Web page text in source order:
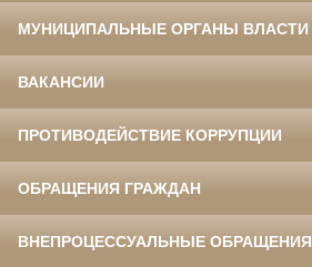
МУНИЦИПАЛЬНЫЕ ОРГАНЫ ВЛАСТИ
ВАКАНСИИ
ПРОТИВОДЕЙСТВИЕ КОРРУПЦИИ
ОБРАЩЕНИЯ ГРАЖДАН
ВНЕПРОЦЕССУАЛЬНЫЕ ОБРАЩЕНИЯ